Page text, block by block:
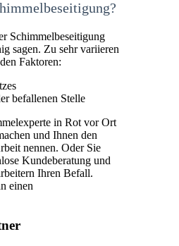
Schimmelbeseitigung
sagen. Zu sehr variieren
Faktoren:
befallenen Stelle
in Rot vor Ort
und Ihnen den
nennen. Oder Sie
Kundeberatung und
Ihren Befall.
einen